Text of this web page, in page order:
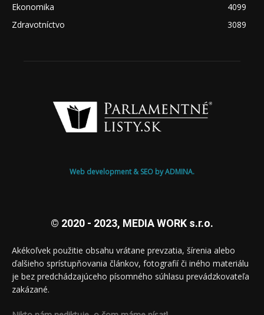
Ekonomika
4099
Zdravotníctvo
3089
Web development & SEO by ADMINA.
© 2020 - 2023, MEDIA WORK s.r.o.
Akékoľvek použitie obsahu vrátane prevzatia, šírenia alebo
ďalšieho sprístupňovania článkov, fotografií či iného materiálu
je bez predchádzajúceho písomného súhlasu prevádzkovateľa
zakázané.